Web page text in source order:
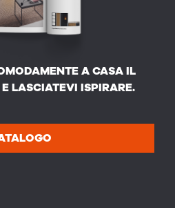
A CASA IL
LASCIATEVI ISPIRARE.